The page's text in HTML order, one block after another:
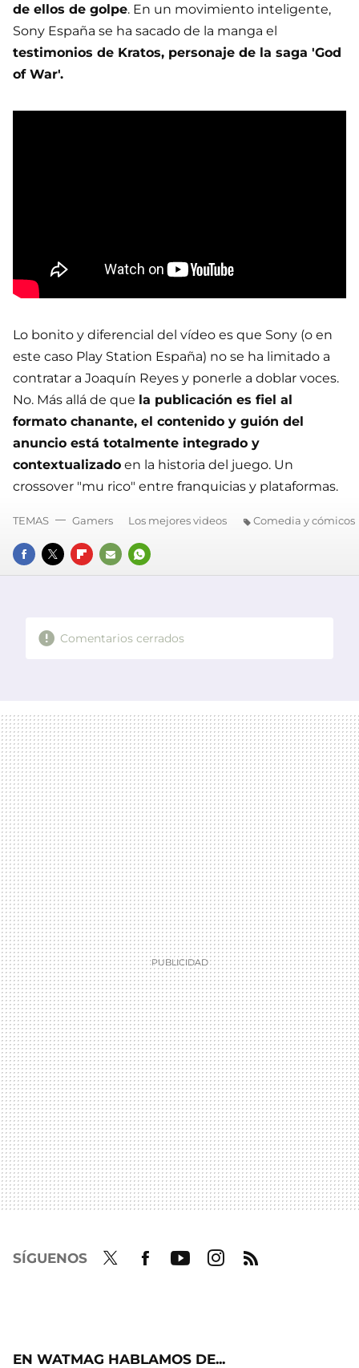
de ellos de golpe. En un movimiento inteligente,
Sony España se ha sacado de la manga el
testimonios de Kratos, personaje de la saga 'God
of War'.
Lo bonito y diferencial del vídeo es que Sony (o en
este caso Play Station España) no se ha limitado a
contratar a Joaquín Reyes y ponerle a doblar voces.
No. Más allá de que la publicación es fiel al
formato chanante, el contenido y guión del
anuncio está totalmente integrado y
contextualizado en la historia del juego. Un
crossover "mu rico" entre franquicias y plataformas.
FACEBOOK
TWITTERFLIPBOARD
E-
WHATSAPP
TEMAS Gamers Los mejores videos Comedia y cómicos
Comentarios cerrados
SÍGUENOS
EN WATMAG HABLAMOS DE...